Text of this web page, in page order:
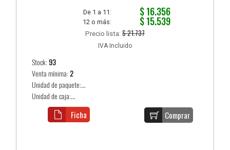
De 1 a 11: $ 16.356
12 o más: $ 15.539
Precio lista: $ 21.737
IVA Incluido
Stock:93
Venta mínima:2
Unidad de paquete:...
Unidad de caja:...
Comprar
Ficha